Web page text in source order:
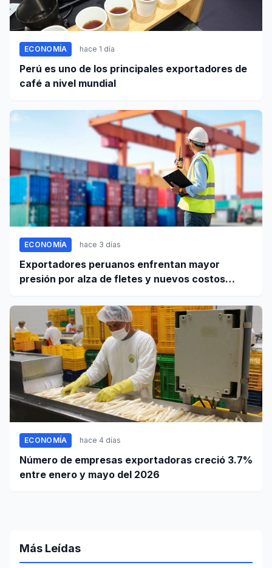
ECONOMÍA hace 1 día
Perú es uno de los principales exportadores de
café a nivel mundial
ECONOMÍA hace 3 días
Exportadores peruanos enfrentan mayor
presión por alza de fletes y nuevos costos
ECONOMÍA hace 4 días
Número de empresas exportadoras creció 3.7%
entre enero y mayo del 2026
Más Leídas